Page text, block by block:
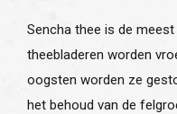
Sencha thee is de
theebladeren worden
oogsten worden ze
het behoud van de